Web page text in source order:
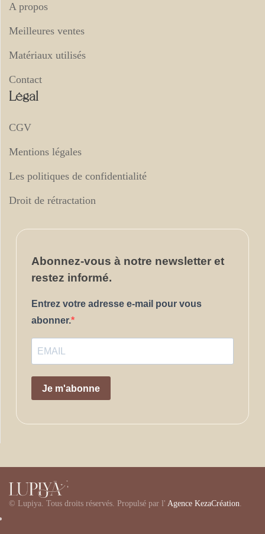
A propos
Meilleures ventes
Matériaux utilisés
Contact
Légal
CGV
Mentions légales
Les politiques de confidentialité
Droit de rétractation
Abonnez-vous à notre newsletter et
restez informé.
Entrez votre adresse e-mail pour vous
abonner.
Je m'abonne
© Lupiya. Tous droits réservés. Propulsé par l' Agence KezaCréation.